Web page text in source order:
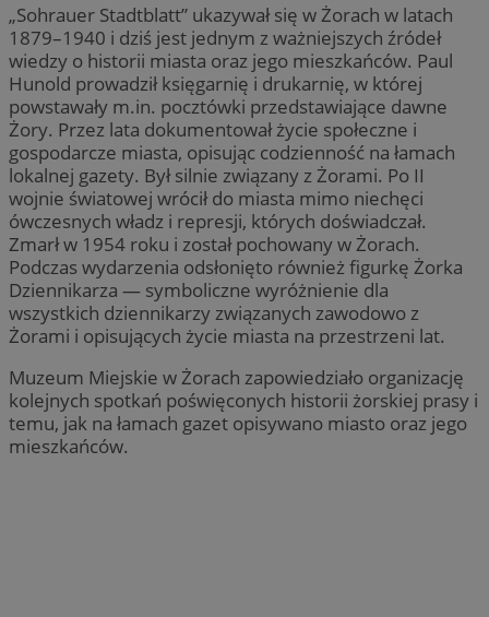
„Sohrauer Stadtblatt” ukazywał się w Żorach w latach
1879–1940 i dziś jest jednym z ważniejszych źródeł
wiedzy o historii miasta oraz jego mieszkańców. Paul
Hunold prowadził księgarnię i drukarnię, w której
powstawały m.in. pocztówki przedstawiające dawne
Żory. Przez lata dokumentował życie społeczne i
gospodarcze miasta, opisując codzienność na łamach
lokalnej gazety. Był silnie związany z Żorami. Po II
wojnie światowej wrócił do miasta mimo niechęci
ówczesnych władz i represji, których doświadczał.
Zmarł w 1954 roku i został pochowany w Żorach.
Podczas wydarzenia odsłonięto również figurkę Żorka
Dziennikarza — symboliczne wyróżnienie dla
wszystkich dziennikarzy związanych zawodowo z
Żorami i opisujących życie miasta na przestrzeni lat.
Muzeum Miejskie w Żorach zapowiedziało organizację
kolejnych spotkań poświęconych historii żorskiej prasy i
temu, jak na łamach gazet opisywano miasto oraz jego
mieszkańców.